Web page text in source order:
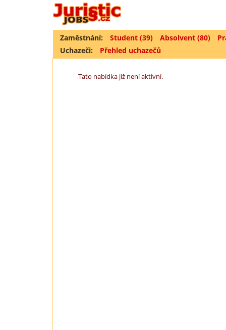
Zaměstnání: Student (39) Absolvent (80)
Uchazeči:
Přehled uchazečů
Tato nabídka již není aktivní.